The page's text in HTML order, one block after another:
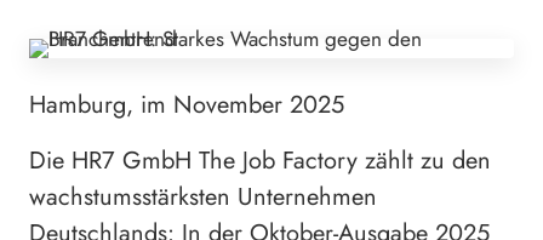
Hamburg, im November 2025
Die HR7 GmbH The Job Factory zählt zu den
wachstumsstärksten Unternehmen
Deutschlands: In der Oktober-Ausgabe 2025